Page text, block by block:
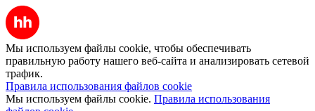
Мы используем файлы cookie, чтобы обеспечивать
правильную работу нашего веб-сайта и анализировать сетевой
трафик.
Правила использования файлов cookie
Мы используем файлы cookie. Правила использования